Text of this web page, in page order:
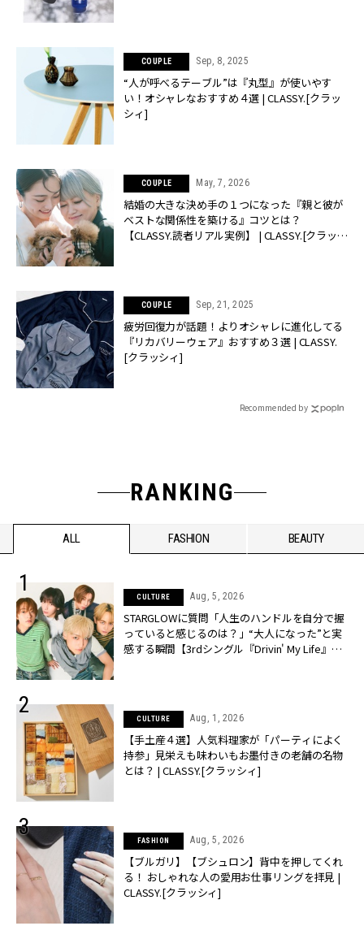
COUPLE Sep, 8, 2025
“人が呼べるテーブル”は『丸型』が使いやす
い！オシャレなおすすめ４選 | CLASSY.[クラッ
シィ]
COUPLE May, 7, 2026
結婚の大きな決め手の１つになった『親と彼が
ベストな関係性を築ける』コツとは？
【CLASSY.読者リアル実例】 | CLASSY.[クラッシ
COUPLE Sep, 21, 2025
疲労回復力が話題！よりオシャレに進化してる
『リカバリーウェア』おすすめ３選 | CLASSY.
[クラッシィ]
Recommended by
RANKING
ALL FASHION BEAUTY
CULTURE Aug, 5, 2026
STARGLOWに質問「人生のハンドルを自分で握
っていると感じるのは？」“大️人になった”と実
感する瞬間【3rdシングル『Drivin' My Life』発
CULTURE Aug, 1, 2026
【手土産４選】人気料理家が「パーティによく
持参」見栄えも味わいもお墨付きの老舗の名物
とは？ | CLASSY.[クラッシィ]
FASHION Aug, 5, 2026
【ブルガリ】【ブシュロン】背中を押してくれ
る！ おしゃれな人の愛用お仕事リングを拝見 |
CLASSY.[クラッシィ]